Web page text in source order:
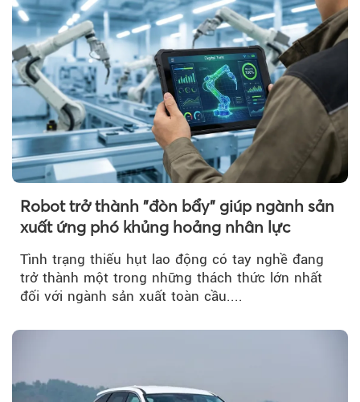
Robot trở thành "đòn bẩy" giúp ngành sản
xuất ứng phó khủng hoảng nhân lực
Tình trạng thiếu hụt lao động có tay nghề đang
trở thành một trong những thách thức lớn nhất
đối với ngành sản xuất toàn cầu....